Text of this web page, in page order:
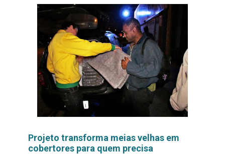
Projeto transforma meias velhas em
cobertores para quem precisa